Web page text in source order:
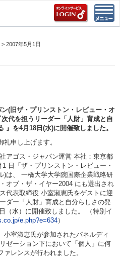
> 2007年5月1日
(旧ザ・プリンストン・レビュー・オ
代を担うリーダー「人財」育成と自
』を4月18日(水)に開催致しました。
申し上げます。
アゴス・ジャパン運営 本社：東京都
日「ザ・プリンストン・レビュー・
)は、 一橋大学大学院国際企業戦略研
オブ・ザ・イヤー2004 にも選出され
代表取締役 小室淑恵氏をゲストに迎
ダー「人財」育成と自分らしさの発
（水）に開催致しました。 （特別イ
e.php?e=634）
室淑恵氏が参加されたパネルディ
ゼーション下において「個人」に何
レンスが行われました。